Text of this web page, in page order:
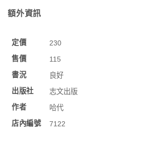
額外資訊
定價
230
售價
115
書況
良好
出版社
志文出版
作者
哈代
店內編號
7122